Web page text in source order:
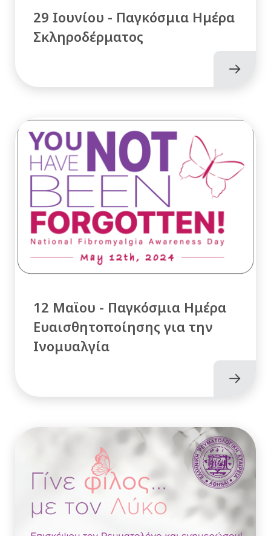
29 Ιουνίου - Παγκόσμια Ημέρα
Σκληροδέρματος
12 Μαϊου - Παγκόσμια Ημέρα
Ευαισθητοποίησης για την
Ινομυαλγία